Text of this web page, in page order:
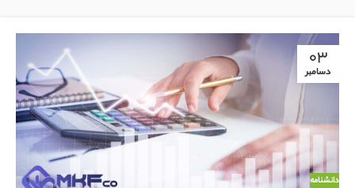
03
دسامبر
دانشنامه